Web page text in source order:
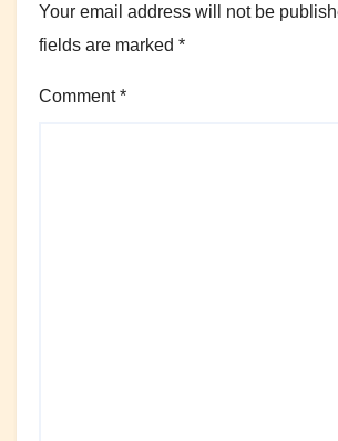
Your email address will not be
fields are marked *
Comment*